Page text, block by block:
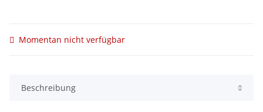
Momentan nicht verfügbar
Beschreibung